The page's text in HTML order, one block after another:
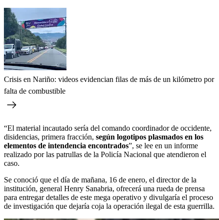
Crisis en Nariño: videos evidencian filas de más de un kilómetro por
falta de combustible
“El material incautado sería del comando coordinador de occidente,
disidencias, primera fracción, según logotipos plasmados en los
elementos de intendencia encontrados”, se lee en un informe
realizado por las patrullas de la Policía Nacional que atendieron el
caso.
Se conoció que el día de mañana, 16 de enero, el director de la
institución, general Henry Sanabria, ofrecerá una rueda de prensa
para entregar detalles de este mega operativo y divulgaría el proceso
de investigación que dejaría coja la operación ilegal de esta guerrilla.